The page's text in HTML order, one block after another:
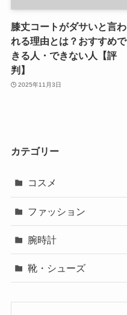
膝丈コートがダサいと言わ
れる理由とは？おすすめで
きる人・できない人【評
判】
2025年11月3日
カテゴリー
コスメ
ファッション
腕時計
靴・シューズ